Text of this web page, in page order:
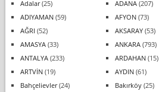
Adalar(25) ADANA(207)
ADIYAMAN(59) AFYON(73)
AĞRI (52) AKSARAY(53)
AMASYA(33) ANKARA(793)
ANTALYA(233) ARDAHAN(15)
ARTVİN(19) AYDIN(61)
Bahçelievler(24) Bakırköy(25)